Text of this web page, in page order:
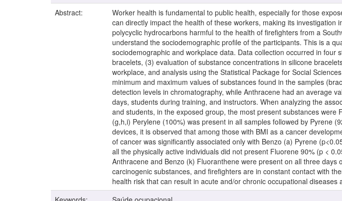
Abstract:
Worker health is fundamental to public health, especially for those
can directly impact the health of these workers, making its
polycyclic hydrocarbons harmful to the health of firefighters from a
understand the sociodemographic profile of the participants. This is a
sociodemographic and workplace data. Data collection occurred in
bracelets, (3) evaluation of substance concentrations in silicone
workplace, and analysis using the Statistical Package for Social
minimum and maximum values of substances found in the samples
detection levels in chromatography, while Anthracene had an average
days, students during training, and instructors. When analyzing the
and students, in the exposed group, the most present substances
(g,h,i) Perylene (100%) was present in all samples followed by Pyrene
devices, it is observed that among those with BMI as a cancer
of cancer was significantly associated only with Benzo (a) Pyrene
all the physically active individuals did not present Fluorene 90% (p <
Anthracene and Benzo (k) Fluoranthene were present on all three
carcinogenic substances, and firefighters are in constant contact with
health risk that can result in acute and/or chronic occupational diseases